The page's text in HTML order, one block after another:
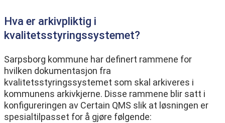
Hva er arkivpliktig i
kvalitetsstyringssystemet?
Sarpsborg kommune har definert rammene for
hvilken dokumentasjon fra
kvalitetsstyringssystemet som skal arkiveres i
kommunens arkivkjerne. Disse rammene blir satt i
konfigureringen av Certain QMS slik at løsningen er
spesialtilpasset for å gjøre følgende: